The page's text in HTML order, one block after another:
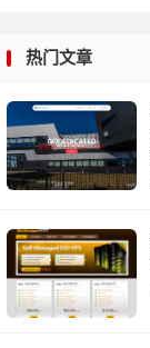
热门文章